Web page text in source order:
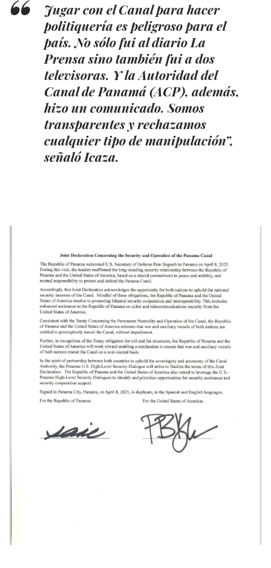
Jugar con el Canal para hacer
politiquería es peligroso para el
país. No sólo fui al diario La
Prensa sino también fui a dos
televisoras. Y la Autoridad del
Canal de Panamá (ACP), además,
hizo un comunicado. Somos
transparentes y rechazamos
cualquier tipo de manipulación”,
señaló Icaza.